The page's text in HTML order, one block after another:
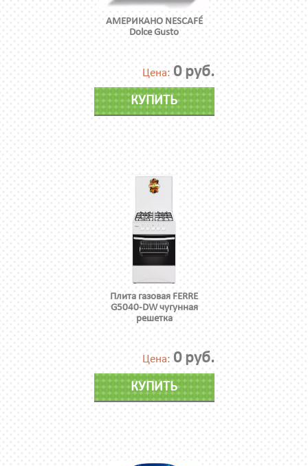
АМЕРИКАНО NESCAFÉ
Dolce Gusto
Цена: 0 руб.
КУПИТЬ
Плита газовая FERRE
G5040-DW чугунная
решетка
Цена: 0 руб.
КУПИТЬ